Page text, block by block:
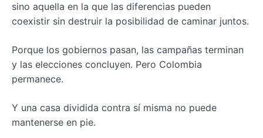
sino aquella en la que las diferencias pueden
coexistir sin destruir la posibilidad de caminar juntos.
Porque los gobiernos pasan, las campañas terminan
y las elecciones concluyen. Pero Colombia
permanece.
Y una casa dividida contra sí misma no puede
mantenerse en pie.